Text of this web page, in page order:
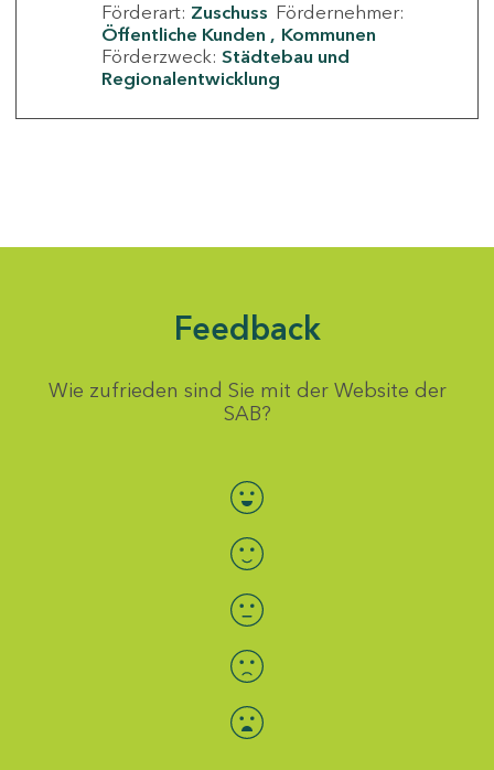
Förderart: Zuschuss Fördernehmer:
Öffentliche Kunden
Kommunen
Förderzweck: Städtebau und
Regionalentwicklung
Feedback
Wie zufrieden sind Sie mit der Website der
SAB?
Bewertung auswählen